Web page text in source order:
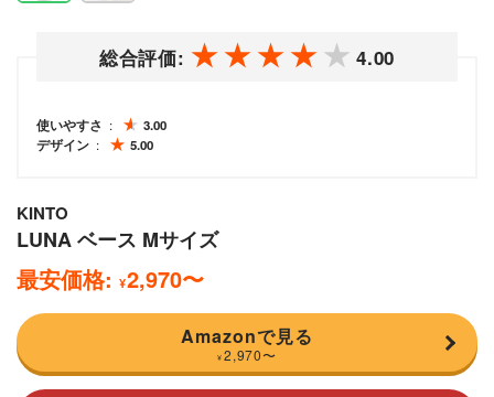
総合評価: 4.00
使いやすさ
3.00
デザイン
5.00
KINTO
LUNA ベース Mサイズ
最安価格: ¥2,970〜
Amazonで見る
¥ 2,970〜